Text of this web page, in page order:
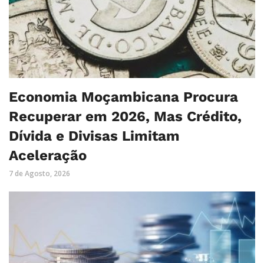
Economia Moçambicana Procura
Recuperar em 2026, Mas Crédito,
Dívida e Divisas Limitam
Aceleração
7 de Agosto, 2026